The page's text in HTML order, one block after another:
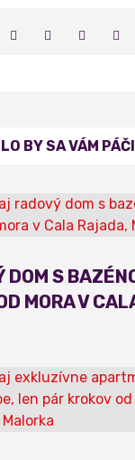
BY SA VÁM
DOM S
MORA V